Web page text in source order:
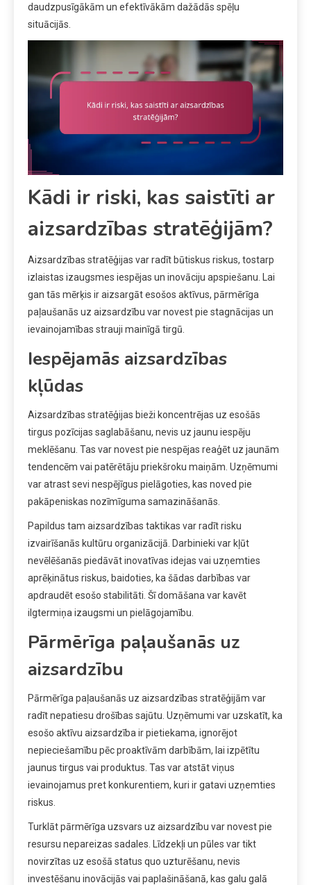
daudzpusīgākām un efektīvākām dažādās spēļu
situācijās.
Kādi ir riski, kas saistīti ar
aizsardzības stratēģijām?
Aizsardzības stratēģijas var radīt būtiskus riskus, tostarp
izlaistas izaugsmes iespējas un inovāciju apspiešanu. Lai
gan tās mērķis ir aizsargāt esošos aktīvus, pārmērīga
paļaušanās uz aizsardzību var novest pie stagnācijas un
ievainojamības strauji mainīgā tirgū.
Iespējamās aizsardzības
kļūdas
Aizsardzības stratēģijas bieži koncentrējas uz esošās
tirgus pozīcijas saglabāšanu, nevis uz jaunu iespēju
meklēšanu. Tas var novest pie nespējas reaģēt uz jaunām
tendencēm vai patērētāju priekšroku maiņām. Uzņēmumi
var atrast sevi nespējīgus pielāgoties, kas noved pie
pakāpeniskas nozīmīguma samazināšanās.
Papildus tam aizsardzības taktikas var radīt risku
izvairīšanās kultūru organizācijā. Darbinieki var kļūt
nevēlēšanās piedāvāt inovatīvas idejas vai uzņemties
aprēķinātus riskus, baidoties, ka šādas darbības var
apdraudēt esošo stabilitāti. Šī domāšana var kavēt
ilgtermiņa izaugsmi un pielāgojamību.
Pārmērīga paļaušanās uz
aizsardzību
Pārmērīga paļaušanās uz aizsardzības stratēģijām var
radīt nepatiesu drošības sajūtu. Uzņēmumi var uzskatīt, ka
esošo aktīvu aizsardzība ir pietiekama, ignorējot
nepieciešamību pēc proaktīvām darbībām, lai izpētītu
jaunus tirgus vai produktus. Tas var atstāt viņus
ievainojamus pret konkurentiem, kuri ir gatavi uzņemties
riskus.
Turklāt pārmērīga uzsvars uz aizsardzību var novest pie
resursu nepareizas sadales. Līdzekļi un pūles var tikt
novirzītas uz esošā status quo uzturēšanu, nevis
investēšanu inovācijās vai paplašināšanā, kas galu galā